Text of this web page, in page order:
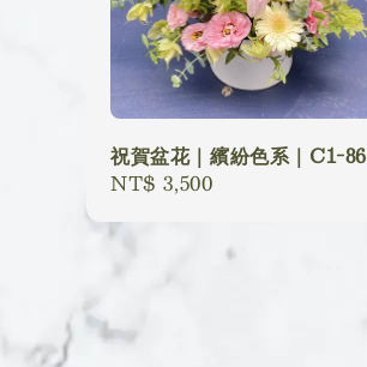
祝賀盆花｜繽紛色系｜C1-86
Regular
NT$ 3,500